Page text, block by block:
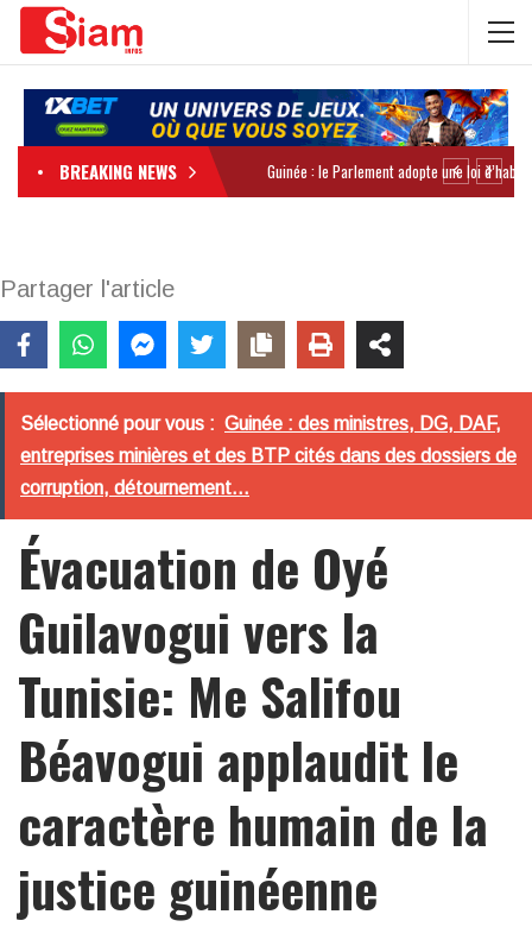
BREAKING NEWS
Partager l'article
Sélectionné pour vous : Guinée : des ministres, DG, DAF,
entreprises minières et des BTP cités dans des dossiers de
corruption, détournement...
Évacuation de Oyé
Guilavogui vers la
Tunisie: Me Salifou
Béavogui applaudit le
caractère humain de la
justice guinéenne